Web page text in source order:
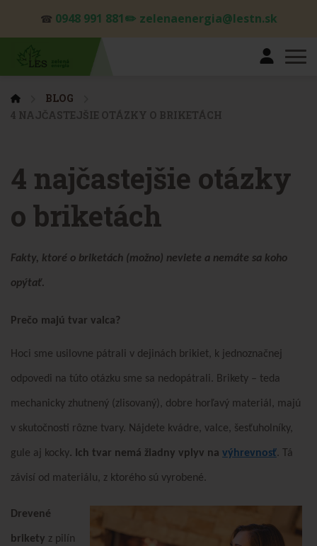
☎ 0948 991 881✏️ zelenaenergia@lestn.sk
BLOG
4 NAJČASTEJŠIE OTÁZKY O BRIKETÁCH
4 najčastejšie otázky
o briketách
Fakty, ktoré o briketách (možno) neviete a nemáte sa koho
opýtať.
Prečo majú tvar valca?
Hoci sme usilovne pátrali v dejinách brikiet, k jednoznačnej
odpovedi na túto otázku sme sa nedopátrali. Brikety – teda
mechanicky zhutnený (zlisovaný), dobre horľavý materiál, majú
v skutočnosti rôzne tvary. Nájdete kvádre, valce, šesťuholníky,
gule aj kocky. Ich tvar nemá žiadny vplyv na výhrevnosť. Tá
závisí od materiálu, z ktorého sú vyrobené.
Drevené
brikety z pilín